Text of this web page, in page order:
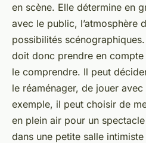
en scène. Elle détermine en
avec le public, l’atmosphère
possibilités
doit donc prendre en compte
le comprendre. Il peut
le réaménager, de jouer
exemple, il peut choisir de
en plein air pour un
dans une petite salle